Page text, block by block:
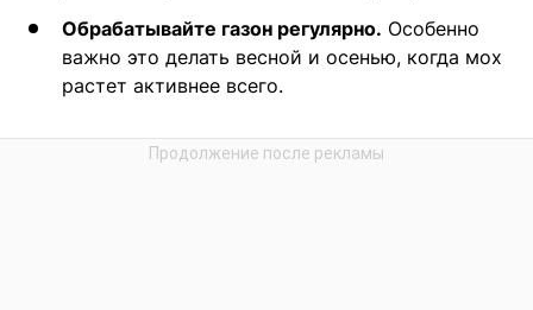
Обрабатывайте газон регулярно. Особенно
важно это делать весной и осенью, когда мох
растет активнее всего.